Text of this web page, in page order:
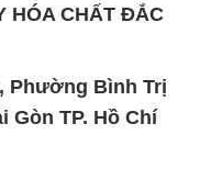
HÓA CHẤT ĐẮC
Phường Bình Trị
Gòn TP. Hồ Chí